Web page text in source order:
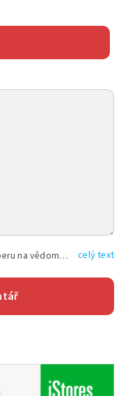
Vyplněním shora uvedených údajů beru na vědomí, že společnost TEXT FACTORY s.r.o., sídlem Brno, Durďákova 336/29, Černá Pole, PSČ: 613 00, IČ: 06157831, zapsané u Krajského soudu v Brně, oddíl C, vložka 100399, bude zpracovávat mé osobní údaje uvedené v rámci mnou vyplněného registračního formuláře na základě oprávněných zájmů TEXT FACTORY s.r.o. dle čl. 6 odst. 1 písm. f) GDPR a pro splnění právních povinností (čl. 6 odst. 1 písm. c) GDPR), a to pro tyto účely: nezbytnost zajistit oprávnění návštěvníka webových stránek provozovaných společností TEXT FACTORY s.r.o. přispívat aktivně ke zveřejněným článkům nebo v rámci diskusních fór a výkon práv TEXT FACTORY s.r.o. jako administrátora těchto diskusních fór. Více informací o zpracování osobních údajů a právech lze nalézt v celý text